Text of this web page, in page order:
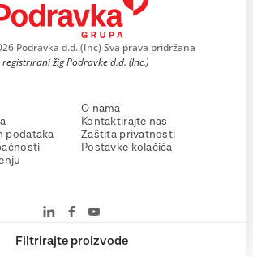
Filtrirajte proizvode
Podravka d.d. (Inc) Sva prava pridržana
žig Podravke d.d. (Inc.)
podataka
O nama
Kontaktirajte nas
Zaštita privatnosti
Postavke kolačića